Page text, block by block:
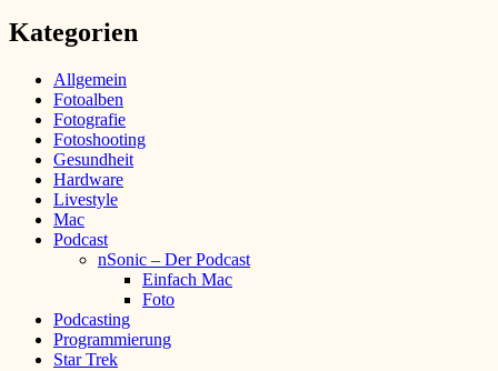
Kategorien
Allgemein
Fotoalben
Fotografie
Fotoshooting
Gesundheit
Hardware
Livestyle
Mac
Podcast
nSonic – Der Podcast
Einfach Mac
Foto
Podcasting
Programmierung
Star Trek